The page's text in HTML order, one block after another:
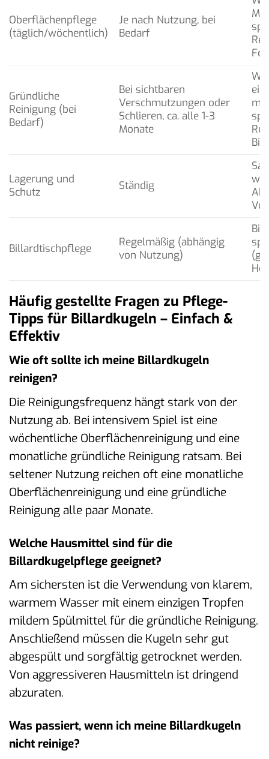
Oberflächenpflege
(täglich/wöchentlich)
Je nach Nutzung, bei
Bedarf
Gründliche
Reinigung (bei
Bedarf)
Bei sichtbaren
Verschmutzungen oder
Schlieren, ca. alle 1-3
Monate
Lagerung und
Schutz
Ständig
Billardtischpflege
Regelmäßig (abhängig
von Nutzung)
Häufig gestellte Fragen zu Pflege-
Tipps für Billardkugeln – Einfach &
Effektiv
Wie oft sollte ich meine Billardkugeln
reinigen?
Die Reinigungsfrequenz hängt stark von der
Nutzung ab. Bei intensivem Spiel ist eine
wöchentliche Oberflächenreinigung und eine
monatliche gründliche Reinigung ratsam. Bei
seltener Nutzung reichen oft eine monatliche
Oberflächenreinigung und eine gründliche
Reinigung alle paar Monate.
Welche Hausmittel sind für die
Billardkugelpflege geeignet?
Am sichersten ist die Verwendung von klarem,
warmem Wasser mit einem einzigen Tropfen
mildem Spülmittel für die gründliche Reinigung.
Anschließend müssen die Kugeln sehr gut
abgespült und sorgfältig getrocknet werden.
Von aggressiveren Hausmitteln ist dringend
abzuraten.
Was passiert, wenn ich meine Billardkugeln
nicht reinige?